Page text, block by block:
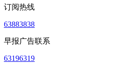
订阅热线
63883838
早报广告联系
63196319